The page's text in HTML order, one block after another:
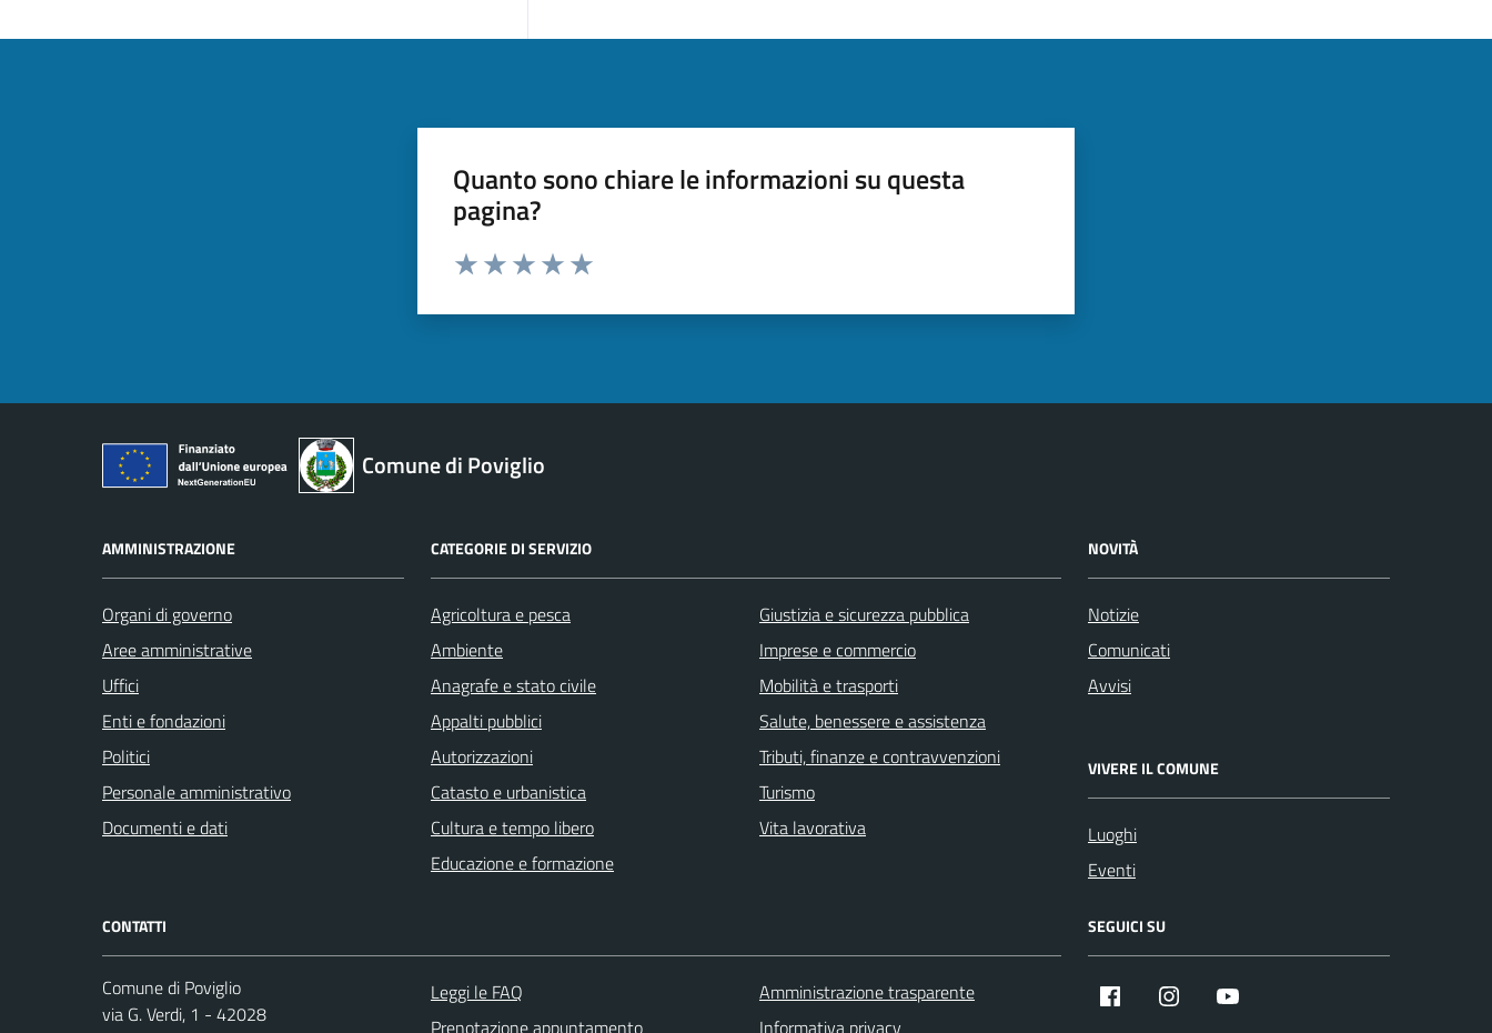
Quanto sono chiare le informazioni su questa
pagina?
Comune di Poviglio
AMMINISTRAZIONE
Organi di governo
Aree amministrative
Uffici
Enti e fondazioni
Politici
Personale amministrativo
Documenti e dati
CATEGORIE DI SERVIZIO
Agricoltura e pesca
Ambiente
Anagrafe e stato civile
Appalti pubblici
Autorizzazioni
Catasto e urbanistica
Cultura e tempo libero
Educazione e formazione
Giustizia e sicurezza pubblica
Imprese e commercio
Mobilità e trasporti
Salute, benessere e assistenza
Tributi, finanze e contravvenzioni
Turismo
Vita lavorativa
NOVITÀ
Notizie
Comunicati
Avvisi
VIVERE IL COMUNE
Luoghi
Eventi
CONTATTI
Comune di Poviglio
via G. Verdi, 1 - 42028
Leggi le FAQ
Prenotazione appuntamento
Amministrazione trasparente
Informativa privacy
SEGUICI SU
Facebook Instagram